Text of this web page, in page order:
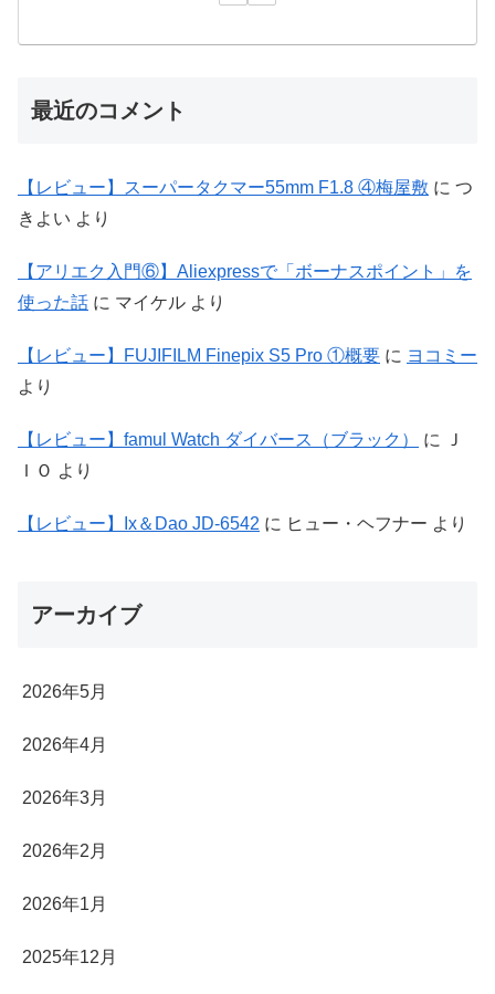
最近のコメント
【レビュー】スーパータクマー55mm F1.8 ④梅屋敷 に つ
きよい より
【アリエク入門⑥】Aliexpressで「ボーナスポイント」を
使った話 に マイケル より
【レビュー】FUJIFILM Finepix S5 Pro ①概要 に ヨコミー
より
【レビュー】famul Watch ダイバース（ブラック） に
Ｊ
ＩＯ より
【レビュー】Ix＆Dao JD-6542 に ヒュー・ヘフナー より
アーカイブ
2026年5月
2026年4月
2026年3月
2026年2月
2026年1月
2025年12月